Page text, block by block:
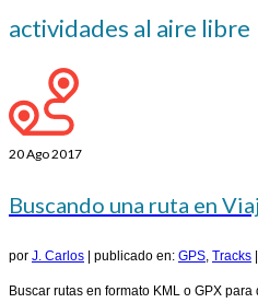
actividades al aire libre
20Ago 2017
Buscando una ruta en
por J. Carlos | publicado en: GPS, Tracks |
Buscar rutas en formato KML o GPX